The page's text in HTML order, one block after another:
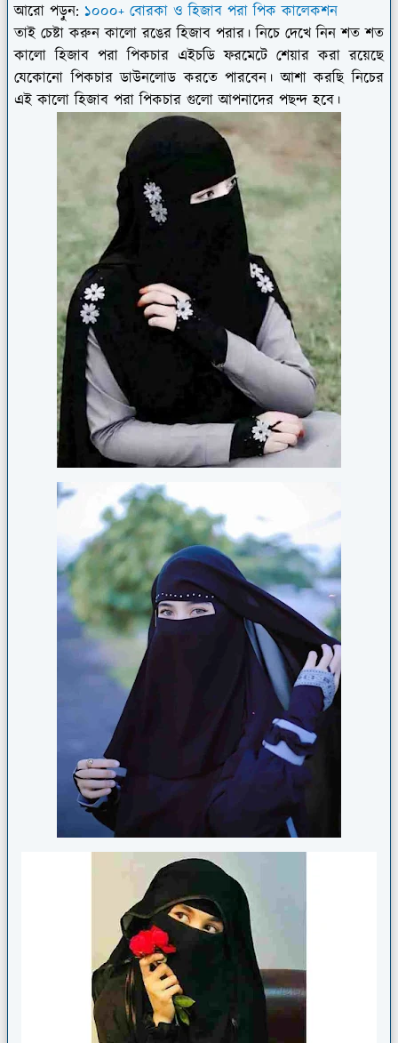
আরো পড়ুন: ১০০০+ বোরকা ও হিজাব পরা পিক কালেকশন
তাই চেষ্টা করুন কালো রঙের হিজাব পরার। নিচে দেখে নিন শত শত
কালো হিজাব পরা পিকচার এইচডি ফরমেটে শেয়ার করা রয়েছে
যেকোনো পিকচার ডাউনলোড করতে পারবেন। আশা করছি নিচের
এই কালো হিজাব পরা পিকচার গুলো আপনাদের পছন্দ হবে।